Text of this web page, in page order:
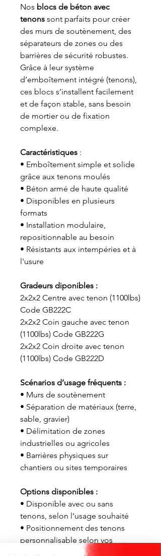
Nos blocs de béton avec
tenons sont parfaits pour créer
des murs de soutènement, des
séparateurs de zones ou des
barrières de sécurité robustes.
Grâce à leur système
d’emboîtement intégré (tenons),
ces blocs s’installent facilement
et de façon stable, sans besoin
de mortier ou de fixation
complexe.
Caractéristiques :
• Emboîtement simple et solide
grâce aux tenons moulés
• Béton armé de haute qualité
• Disponibles en plusieurs
formats
• Installation modulaire,
repositionnable au besoin
• Résistants aux intempéries et à
l'usure
Gradeurs diponibles :
2x2x2 Centre avec tenon (1100lbs)
Code GB222C
2x2x2 Coin gauche avec tenon
(1100lbs) Code GB222G
2x2x2 Coin droite avec tenon
(1100lbs) Code GB222D
Scénarios d’usage fréquents :
• Murs de soutènement
• Séparation de matériaux (terre,
sable, gravier)
• Délimitation de zones
industrielles ou agricoles
• Barrières physiques sur
chantiers ou sites temporaires
Options disponibles :
• Disponible avec ou sans
tenons, selon l’usage souhaité
• Positionnement des tenons
personnalisable selon vos
besoins d’assemblage ou